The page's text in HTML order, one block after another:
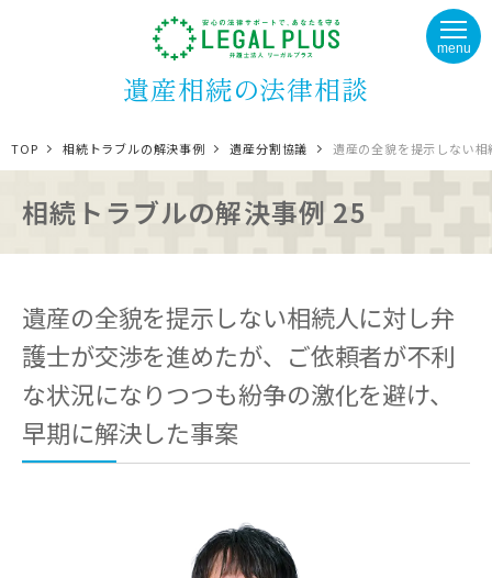
遺産相続の法律相談
menu
TOP 相続トラブルの解決事例 遺産分割協議 遺産の全貌を提示しない
相続トラブルの解決事例 25
遺産の全貌を提示しない相続人に対し弁
護士が交渉を進めたが、ご依頼者が不利
な状況になりつつも紛争の激化を避け、
早期に解決した事案